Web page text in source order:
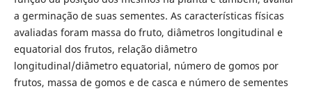
a germinação de suas sementes. As características físicas
avaliadas foram massa do fruto, diâmetros longitudinal e
equatorial dos frutos, relação diâmetro
longitudinal/diâmetro equatorial, número de gomos por
frutos, massa de gomos e de casca e número de sementes